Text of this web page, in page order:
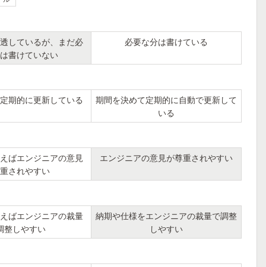
しているが、まだ必
書けていない
必要な分は書けている
期的に更新している
期間を決めて定期的に自動で更新して
いる
ばエンジニアの意見
されやすい
エンジニアの意見が尊重されやすい
ばエンジニアの裁量
整しやすい
納期や仕様をエンジニアの裁量で調整
しやすい